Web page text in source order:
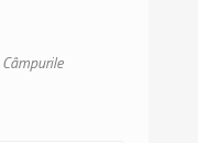
Câmpurile